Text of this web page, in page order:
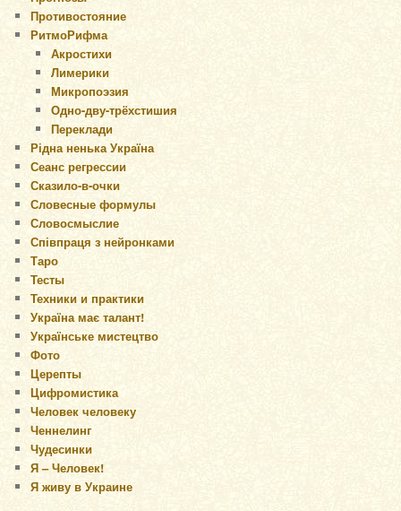
Противостояние
РитмоРифма
Акростихи
Лимерики
Микропоэзия
Одно-дву-трёхстишия
Переклади
Рідна ненька Україна
Сеанс регрессии
Сказило-в-очки
Словесные формулы
Словосмыслие
Співпраця з нейронками
Таро
Тесты
Техники и практики
Україна має талант!
Українське мистецтво
Фото
Церепты
Цифромистика
Человек человеку
Ченнелинг
Чудесинки
Я – Человек!
Я живу в Украине